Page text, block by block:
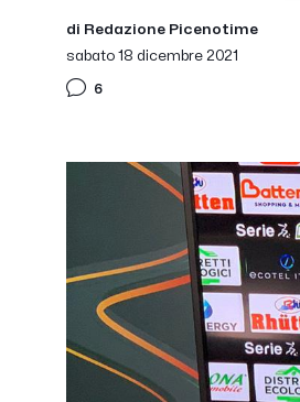
di Redazione Picenotime
sabato 18 dicembre 2021
6